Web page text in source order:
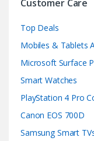
Customer Care
Top Deals
Mobiles & Tablets
Microsoft Surface
Smart Watches
PlayStation 4 Pro
Canon EOS 700D
Samsung Smart